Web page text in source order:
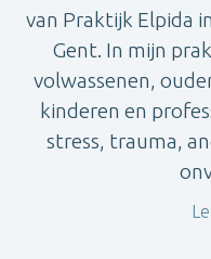
van Praktijk Elpida
Gent. In mijn
volwassenen,
kinderen en
stress, trauma,